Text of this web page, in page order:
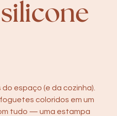
espaço (e da cozinha).
coloridos em um
tudo — uma estampa